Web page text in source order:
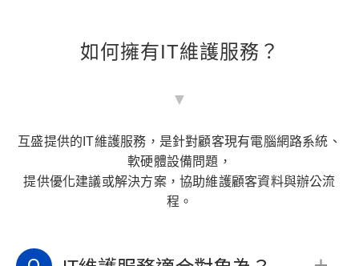
如何擁有IT維護服務？
▼
互盛提供的IT維護服務，是針對顧客現有電腦網路系統、
軟硬體設備問題，
提供優化建議或解決方案，協助維護顧客資料與辦公流
程。